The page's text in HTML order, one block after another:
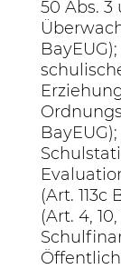
50 Abs. 3
(Art.
(Art. 4,